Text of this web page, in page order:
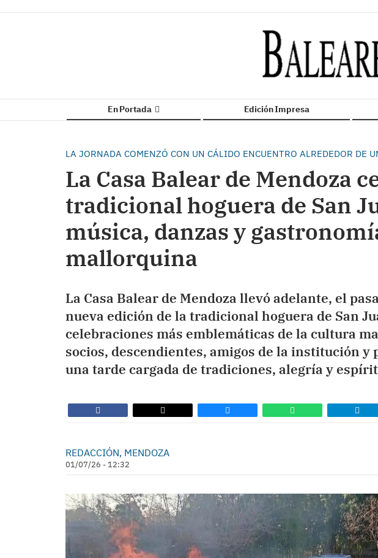
En Portada Edición Impresa
LA JORNADA COMENZÓ CON UN CÁLIDO ENCUENTRO ALREDEDOR DE
La Casa Balear de Mendoza
tradicional hoguera de San
música, danzas y
mallorquina
La Casa Balear de Mendoza llevó adelante, el
nueva edición de la tradicional hoguera de San
celebraciones más emblemáticas de la cultura
socios, descendientes, amigos de la institución y
una tarde cargada de tradiciones, alegría y
REDACCIÓN, MENDOZA
01/07/26 - 12:32